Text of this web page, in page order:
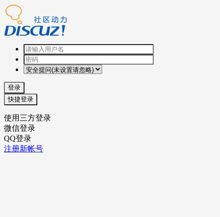
登录
快捷登录
使用三方登录
微信登录
QQ登录
注册新帐号